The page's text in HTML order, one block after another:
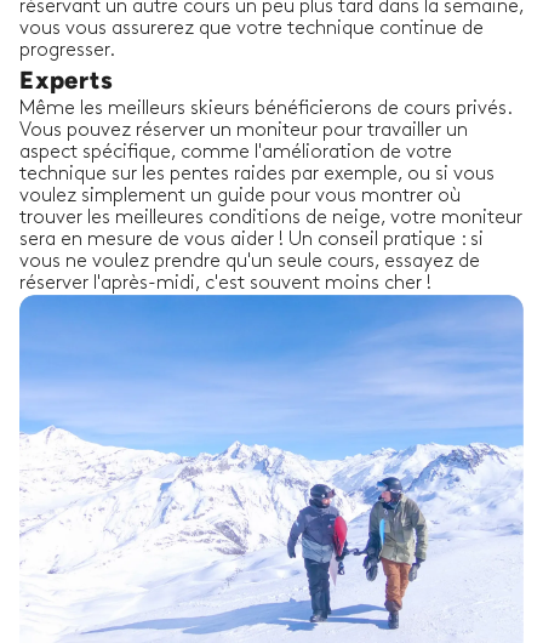
réservant un autre cours un peu plus tard dans la semaine,
vous vous assurerez que votre technique continue de
progresser.
Experts
Même les meilleurs skieurs bénéficierons de cours privés.
Vous pouvez réserver un moniteur pour travailler un
aspect spécifique, comme l'amélioration de votre
technique sur les pentes raides par exemple, ou si vous
voulez simplement un guide pour vous montrer où
trouver les meilleures conditions de neige, votre moniteur
sera en mesure de vous aider ! Un conseil pratique : si
vous ne voulez prendre qu'un seule cours, essayez de
réserver l'après-midi, c'est souvent moins cher !